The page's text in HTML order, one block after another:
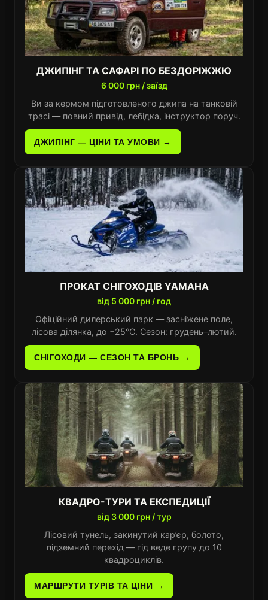
ДЖИПІНГ ТА САФАРІ ПО БЕЗДОРІЖЖЮ
6 000 грн / заїзд
Ви за кермом підготовленого джипа на танковій
трасі — повний привід, лебідка, інструктор поруч.
ДЖИПІНГ — ЦІНИ ТА УМОВИ →
ПРОКАТ СНІГОХОДІВ YAMAHA
від 5 000 грн / год
Офіційний дилерський парк — засніжене поле,
лісова ділянка, до −25°C. Сезон: грудень–лютий.
СНІГОХОДИ — СЕЗОН ТА БРОНЬ →
КВАДРО-ТУРИ ТА ЕКСПЕДИЦІЇ
від 3 000 грн / тур
Лісовий тунель, закинутий кар’єр, болото,
підземний перехід — гід веде групу до 10
квадроциклів.
МАРШРУТИ ТУРІВ ТА ЦІНИ →